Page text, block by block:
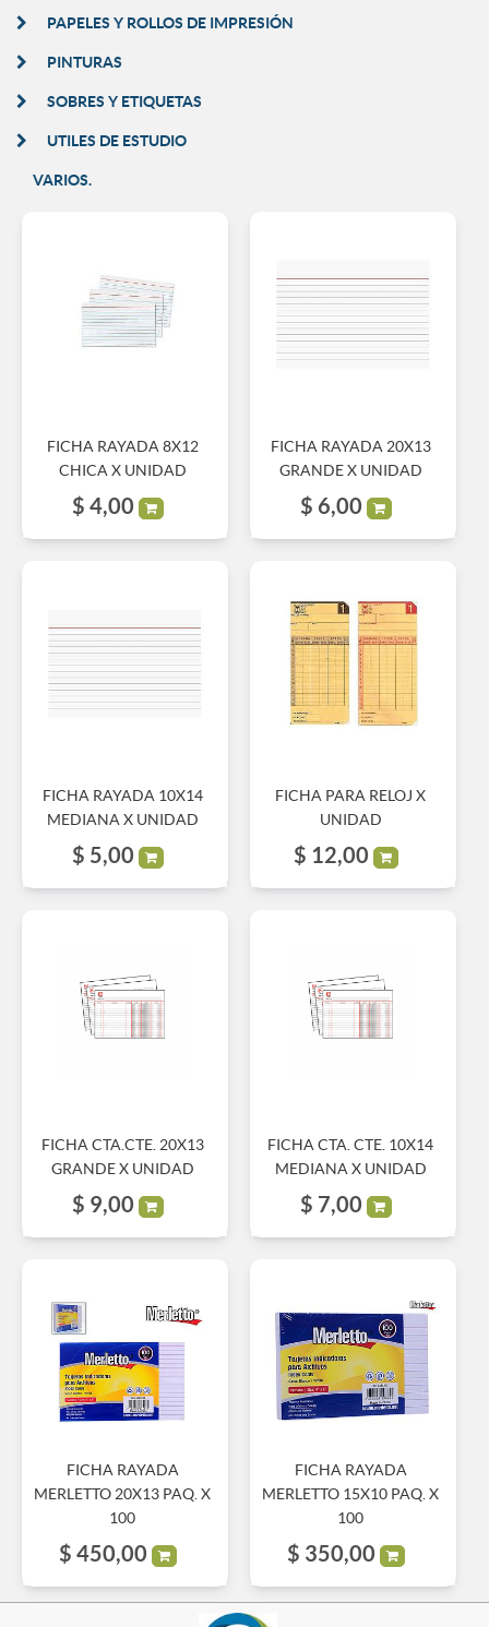
PAPELES Y ROLLOS DE IMPRESIÓN
PINTURAS
SOBRES Y ETIQUETAS
UTILES DE ESTUDIO
VARIOS.
FICHA RAYADA 8X12
CHICA X UNIDAD
$ 4,00
FICHA RAYADA 20X13
GRANDE X UNIDAD
$ 6,00
FICHA RAYADA 10X14
MEDIANA X UNIDAD
$ 5,00
FICHA PARA RELOJ X
UNIDAD
$ 12,00
FICHA CTA.CTE. 20X13
GRANDE X UNIDAD
$ 9,00
FICHA CTA. CTE. 10X14
MEDIANA X UNIDAD
$ 7,00
FICHA RAYADA
MERLETTO 20X13 PAQ. X
100
$ 450,00
FICHA RAYADA
MERLETTO 15X10 PAQ. X
100
$ 350,00